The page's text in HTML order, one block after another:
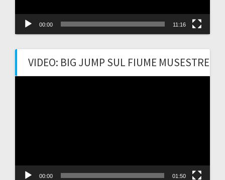
00:00 11:16
VIDEO: BIG JUMP SUL FIUME MUSESTRE
00:00 01:50